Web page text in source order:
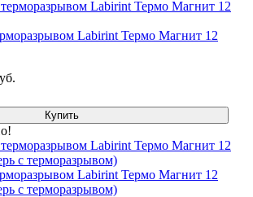
Labirint Термо Магнит 12
Купить
Labirint Термо Магнит 12
с терморазрывом)